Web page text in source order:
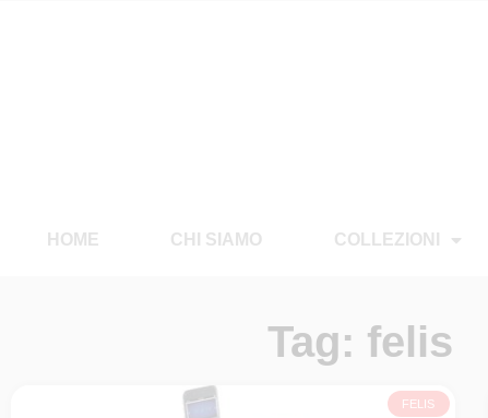
HOME CHI SIAMO COLLEZIONI
Tag: felis
FELIS